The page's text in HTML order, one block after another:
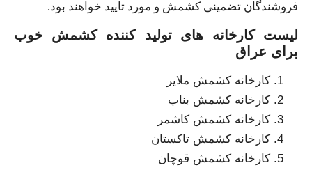
فروشندگان تضمینی کشمش و مورد تایید خواهند بود.
لیست کارخانه های تولید کننده کشمش خوب
برای عراق
کارخانه کشمش ملایر
کارخانه کشمش بناب
کارخانه کشمش کاشمر
کارخانه کشمش تاکستان
کارخانه کشمش قوچان